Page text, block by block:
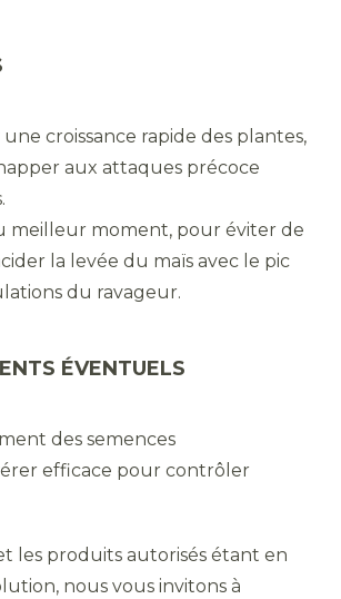
une croissance rapide des plantes,
aux attaques précoce
meilleur moment, pour éviter de
la levée du maïs avec le pic
du ravageur.
ÉVENTUELS
des semences
efficace pour contrôler
les produits autorisés étant en
nous vous invitons à